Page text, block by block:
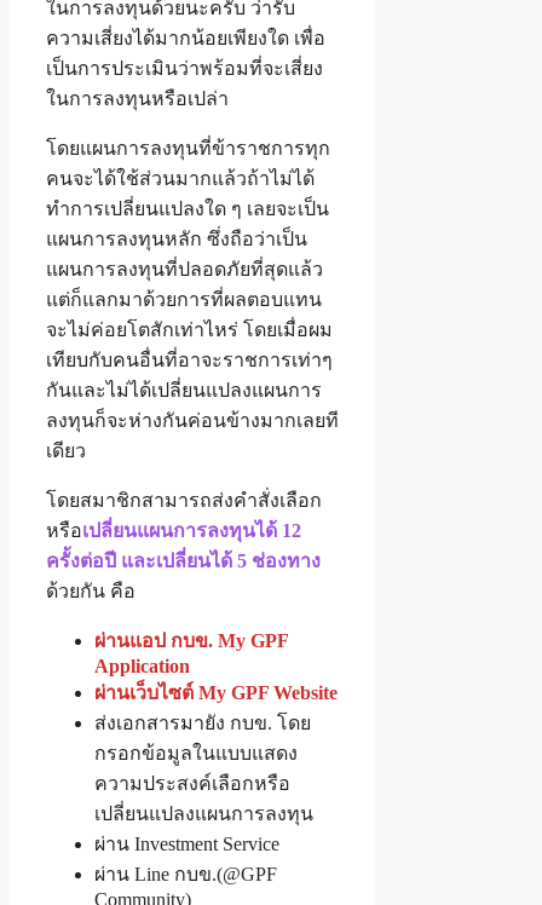
ในการลงทุนด้วยนะครับ ว่ารับ
ความเสี่ยงได้มากน้อยเพียงใด เพื่อ
เป็นการประเมินว่าพร้อมที่จะเสี่ยง
ในการลงทุนหรือเปล่า
โดยแผนการลงทุนที่ข้าราชการทุก
คนจะได้ใช้ส่วนมากแล้วถ้าไม่ได้
ทำการเปลี่ยนแปลงใด ๆ เลยจะเป็น
แผนการลงทุนหลัก ซึ่งถือว่าเป็น
แผนการลงทุนที่ปลอดภัยที่สุดแล้ว
แต่ก็แลกมาด้วยการที่ผลตอบแทน
จะไม่ค่อยโตสักเท่าไหร่ โดยเมื่อผม
เทียบกับคนอื่นที่อาจะราชการเท่าๆ
กันและไม่ได้เปลี่ยนแปลงแผนการ
ลงทุนก็จะห่างกันค่อนข้างมากเลยที
เดียว
โดยสมาชิกสามารถส่งคำสั่งเลือก
หรือเปลี่ยนแผนการลงทุนได้ 12
ครั้งต่อปี และเปลี่ยนได้ 5 ช่องทาง
ด้วยกัน คือ
ผ่านแอป กบข. My GPF
Application
ผ่านเว็บไซต์ My GPF Website
ส่งเอกสารมายัง กบข. โดย
กรอกข้อมูลในแบบแสดง
ความประสงค์เลือกหรือ
เปลี่ยนแปลงแผนการลงทุน
ผ่าน Investment Service
ผ่าน Line กบข.(@GPF
Community)